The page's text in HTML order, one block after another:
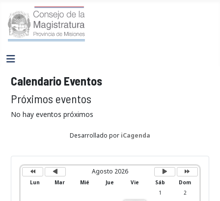
Calendario Eventos
Próximos eventos
No hay eventos próximos
Desarrollado por iCagenda
A
o
a
n
t
M
s
a
n
P
ó
x
i
m
o
a
P
ó
x
i
m
Agosto 2026
Lun Mar Mié Jue Vie Sáb
Dom
1
2